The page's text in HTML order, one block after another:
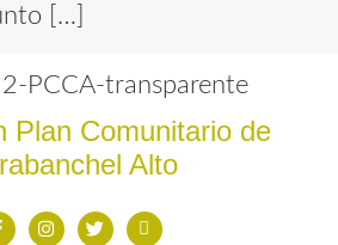
[…]
Plan Comunitario de
Alto